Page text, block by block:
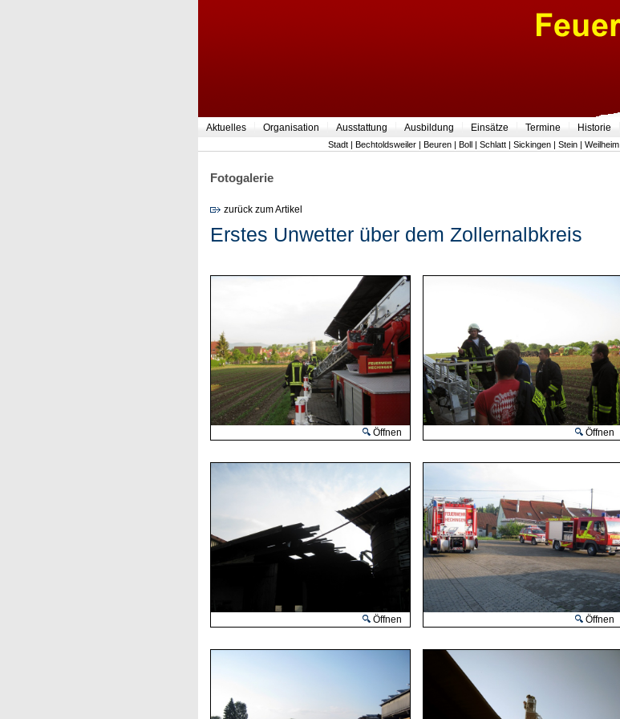
Aktuelles Organisation Ausstattung Ausbildung Einsätze Termine Historie
Stadt | Bechtoldsweiler | Beuren | Boll | Schlatt | Sickingen | Stein | Weilheim
Fotogalerie
zurück zum Artikel
Erstes Unwetter über dem Zollernalbkreis
Öffnen Öffnen
Öffnen Öffnen